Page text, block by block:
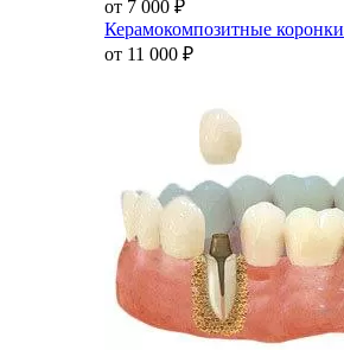
от 7 000 ₽
Керамокомпозитные коронки
от 11 000 ₽